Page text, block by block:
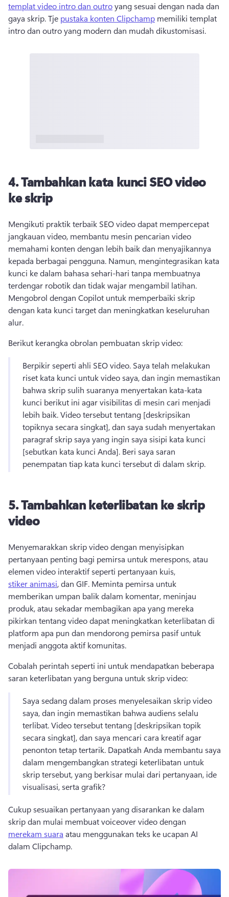
templat video intro dan outro yang sesuai dengan nada dan
gaya skrip. Tje pustaka konten Clipchamp memiliki templat
intro dan outro yang modern dan mudah dikustomisasi.
4.Tambahkan kata kunci SEO video
ke skrip
Mengikuti praktik terbaik SEO video dapat mempercepat
jangkauan video, membantu mesin pencarian video
memahami konten dengan lebih baik dan menyajikannya
kepada berbagai pengguna. Namun, mengintegrasikan kata
kunci ke dalam bahasa sehari-hari tanpa membuatnya
Mengobrol dengan Copilot untuk memperbaiki skrip
dengan kata kunci target dan meningkatkan keseluruhan
alur.
Berikut kerangka obrolan pembuatan skrip video:
Berpikir seperti ahli SEO video. Saya telah melakukan
riset kata kunci untuk video saya, dan ingin memastikan
bahwa skrip sulih suaranya menyertakan kata-kata
kunci berikut ini agar visibilitas di mesin cari menjadi
lebih baik. Video tersebut tentang [deskripsikan
topiknya secara singkat], dan saya sudah menyertakan
paragraf skrip saya yang ingin saya sisipi kata kunci
[sebutkan kata kunci Anda]. Beri saya saran
penempatan tiap kata kunci tersebut di dalam skrip.
5.Tambahkan keterlibatan ke skrip
video
Menyemarakkan skrip video dengan menyisipkan
pertanyaan penting bagi pemirsa untuk merespons, atau
elemen video interaktif seperti pertanyaan kuis,
stiker animasi, dan GIF. Meminta pemirsa untuk
memberikan umpan balik dalam komentar, meninjau
produk, atau sekadar membagikan apa yang mereka
pikirkan tentang video dapat meningkatkan keterlibatan di
platform apa pun dan mendorong pemirsa pasif untuk
menjadi anggota aktif komunitas.
Cobalah perintah seperti ini untuk mendapatkan beberapa
saran keterlibatan yang berguna untuk skrip video:
Saya sedang dalam proses menyelesaikan skrip video
saya, dan ingin memastikan bahwa audiens selalu
terlibat. Video tersebut tentang [deskripsikan topik
secara singkat], dan saya mencari cara kreatif agar
penonton tetap tertarik. Dapatkah Anda membantu saya
dalam mengembangkan strategi keterlibatan untuk
skrip tersebut, yang berkisar mulai dari pertanyaan, ide
visualisasi, serta grafik?
Cukup sesuaikan pertanyaan yang disarankan ke dalam
skrip dan mulai membuat voiceover video dengan
merekam suara atau menggunakan teks ke ucapan AI
dalam Clipchamp.